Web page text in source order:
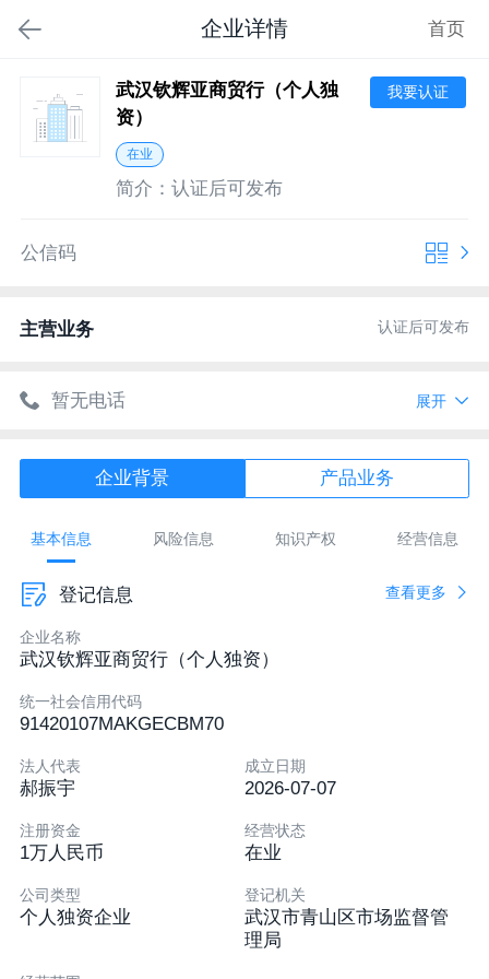
企业详情 首页
武汉钦辉亚商贸行（个人独
资）
我要认证
在业
简介： 认证后可发布
公信码
主营业务 认证后可发布
暂无电话
暂无网址
湖北省武汉市青山区工人村街道建设十路63号青馨
居3栋9号网商
认证后可发布
展开
企业背景 产品业务
基本信息 风险信息 知识产权 经营信息
登记信息 查看更多
企业名称
武汉钦辉亚商贸行（个人独资）
统一社会信用代码
91420107MAKGECBM70
法人代表
郝振宇
成立日期
2026-07-07
注册资金
1万人民币
经营状态
在业
公司类型
个人独资企业
登记机关
武汉市青山区市场监督管
理局